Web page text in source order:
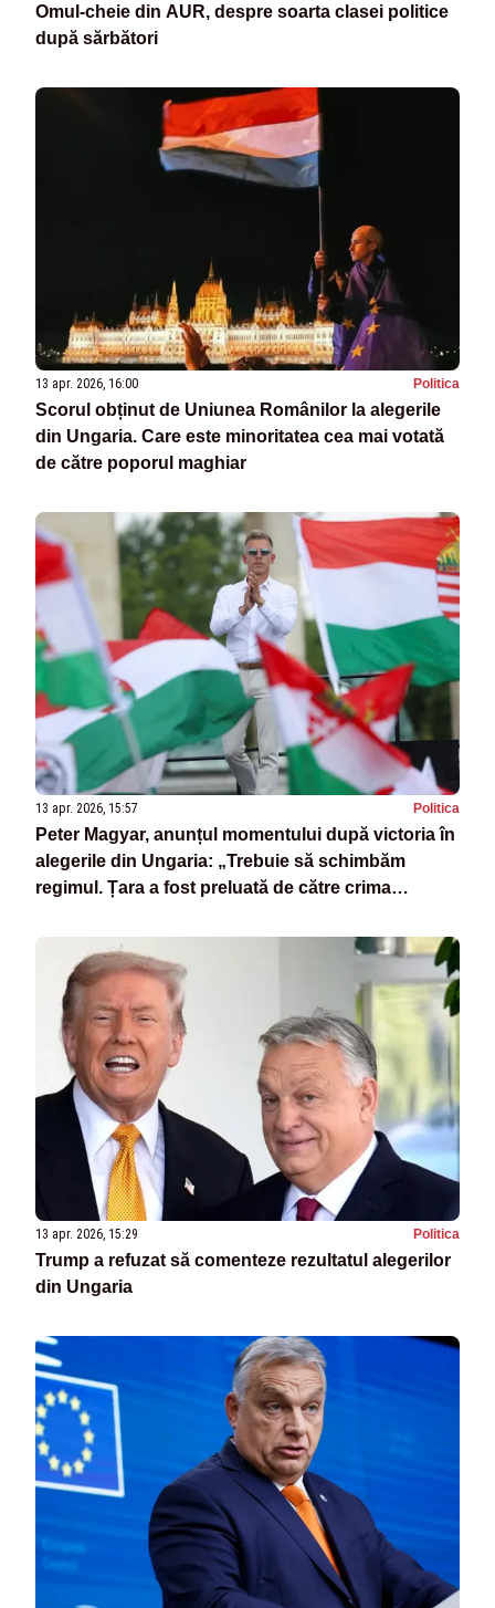
Omul-cheie din AUR, despre soarta clasei politice
după sărbători
13 apr. 2026, 16:00 Politica
Scorul obținut de Uniunea Românilor la alegerile
din Ungaria. Care este minoritatea cea mai votată
de către poporul maghiar
13 apr. 2026, 15:57 Politica
Peter Magyar, anunțul momentului după victoria în
alegerile din Ungaria: „Trebuie să schimbăm
regimul. Țara a fost preluată de către crima
13 apr. 2026, 15:29 Politica
Trump a refuzat să comenteze rezultatul alegerilor
din Ungaria